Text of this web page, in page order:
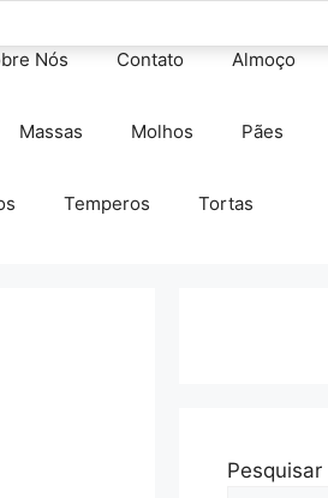
Nós Contato Almoço
Massas Molhos Pães
Temperos Tortas
Pesquisar